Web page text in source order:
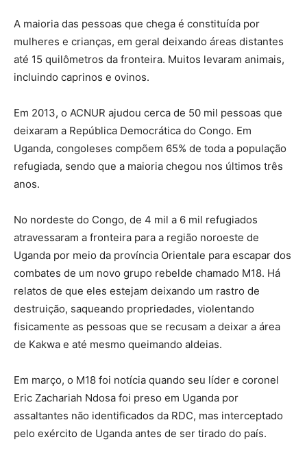
A maioria das pessoas que chega é constituída por
mulheres e crianças, em geral deixando áreas distantes
até 15 quilômetros da fronteira. Muitos levaram animais,
incluindo caprinos e ovinos.
Em 2013, o ACNUR ajudou cerca de 50 mil pessoas que
deixaram a República Democrática do Congo. Em
Uganda, congoleses compõem 65% de toda a população
refugiada, sendo que a maioria chegou nos últimos três
anos.
No nordeste do Congo, de 4 mil a 6 mil refugiados
atravessaram a fronteira para a região noroeste de
Uganda por meio da província Orientale para escapar dos
combates de um novo grupo rebelde chamado M18. Há
relatos de que eles estejam deixando um rastro de
destruição, saqueando propriedades, violentando
fisicamente as pessoas que se recusam a deixar a área
de Kakwa e até mesmo queimando aldeias.
Em março, o M18 foi notícia quando seu líder e coronel
Eric Zachariah Ndosa foi preso em Uganda por
assaltantes não identificados da RDC, mas interceptado
pelo exército de Uganda antes de ser tirado do país.